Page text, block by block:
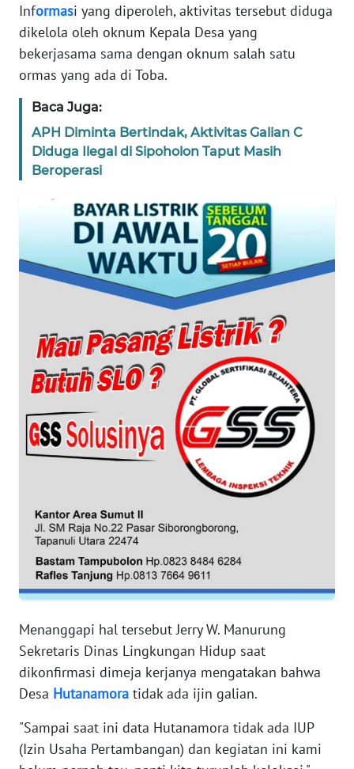
Informasi yang diperoleh, aktivitas tersebut diduga
dikelola oleh oknum Kepala Desa yang
bekerjasama sama dengan oknum salah satu
ormas yang ada di Toba.
Baca Juga:
APH Diminta Bertindak, Aktivitas Galian C
Diduga Ilegal di Sipoholon Taput Masih
Beroperasi
Menanggapi hal tersebut Jerry W. Manurung
Sekretaris Dinas Lingkungan Hidup saat
dikonfirmasi dimeja kerjanya mengatakan bahwa
Desa Hutanamora tidak ada ijin galian.
"Sampai saat ini data Hutanamora tidak ada IUP
(Izin Usaha Pertambangan) dan kegiatan ini kami
Wahana
News
Regional
SUMUT
WN
JAKARTA
WN
BANTEN
NTT
WN
WN
PAPUA
PAPUA
BARAT
WN
RIAU
WN
SERAMBI
WN
WN